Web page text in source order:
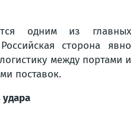
одним из главных
сторона явно
между портами и
поставок.
удара